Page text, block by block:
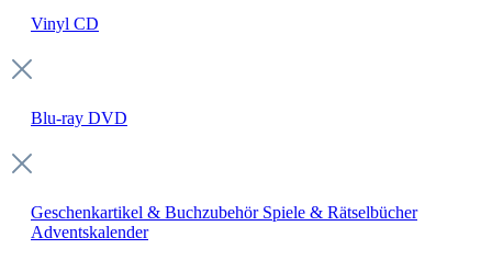
Vinyl CD
Blu-ray DVD
Geschenkartikel & Buchzubehör Spiele & Rätselbücher
Adventskalender